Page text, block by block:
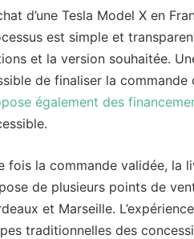
d’une Tesla Model X en
est simple et
et la version souhaitée.
de finaliser la
également des
fois la commande validée, la
de plusieurs points de
et Marseille.
traditionnelles des